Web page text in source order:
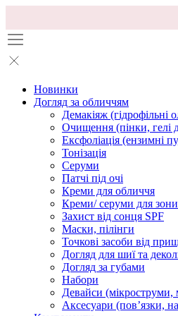
Новинки
Догляд за обличчям
Демакіяж (гідрофільні
Очищення (пінки, гелі
Ексфоліація (ензимні
Тонізація
Серуми
Патчі під очі
Креми для обличчя
Креми/ серуми для
Захист від сонця SPF
Маски, пілінги
Точкові засоби від
Догляд для шиї та
Догляд за губами
Набори
Девайси (мікроструми,
Аксесуари (повʼязки,